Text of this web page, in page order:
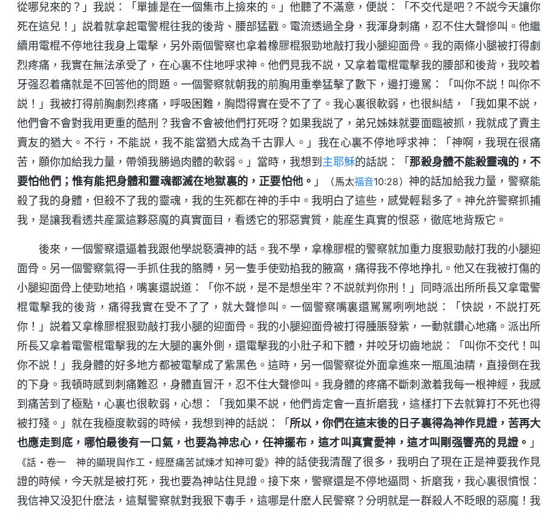
從哪兒來的？」我説：「單據是在一個集市上撿來的。」他聽了不滿意，便説：「不交代是吧？不説今天讓你
死在這兒！」説着就拿起電警棍往我的後背、腰部猛戳。電流透過全身，我渾身刺痛，忍不住大聲慘叫。他繼
續用電棍不停地往我身上電擊，另外兩個警察也拿着橡膠棍狠勁地敲打我小腿迎面骨。我的兩條小腿被打得劇
烈疼痛，我實在無法承受了，在心裏不住地呼求神。他們見我不説，又拿着電棍電擊我的腰部和後背，我咬着
牙强忍着痛就是不回答他的問題。一個警察就朝我的前胸用重拳猛擊了數下，邊打邊駡：「叫你不説！叫你不
説！」我被打得前胸劇烈疼痛，呼吸困難，胸悶得實在受不了了。我心裏很軟弱，也很糾結，「我如果不説，
他們會不會對我用更重的酷刑？我會不會被他們打死呀？如果我説了，弟兄姊妹就要面臨被抓，我就成了賣主
賣友的猶大。不行，不能説，我不能當猶大成為千古罪人。」我在心裏不停地呼求神：「神啊，我現在很痛
苦，願你加給我力量，帶領我勝過肉體的軟弱。」當時，我想到 主耶穌的話説：「 那殺身體不能殺靈魂的，不
要怕他們；惟有能把身體和靈魂都滅在地獄裏的，正要怕他。 」 （馬太福音10:28） 神的話加給我力量，警察能
殺了我的身體，但殺不了我的靈魂，我的生死都在神的手中。我明白了這些，感覺輕鬆多了。神允許警察抓捕
我，是讓我看透共産黨這夥惡魔的真實面目，看透它的邪惡實質，能産生真實的恨惡，徹底地背叛它。
後來，一個警察還逼着我跟他學説褻瀆神的話。我不學，拿橡膠棍的警察就加重力度狠勁敲打我的小腿迎
面骨。另一個警察氣得一手抓住我的胳膊，另一隻手使勁掐我的腋窩，痛得我不停地挣扎。他又在我被打傷的
小腿迎面骨上使勁地掐，嘴裏還説道：「你不説，是不是想坐牢？不説就判你刑！」同時派出所所長又拿電警
棍電擊我的後背，痛得我實在受不了了，就大聲慘叫。一個警察嘴裏還駡駡咧咧地説：「快説，不説打死
你！」説着又拿橡膠棍狠勁敲打我小腿的迎面骨。我的小腿迎面骨被打得腫脹發紫，一動就鑽心地痛。派出所
所長又拿着電警棍電擊我的左大腿的裏外側，還電擊我的小肚子和下體，并咬牙切齒地説：「叫你不交代！叫
你不説！」我身體的好多地方都被電擊成了紫黑色。這時，另一個警察從外面拿進來一瓶風油精，直接倒在我
的下身。我頓時感到刺痛難忍，身體直冒汗，忍不住大聲慘叫。我身體的疼痛不斷刺激着我每一根神經，我感
到痛苦到了極點，心裏也很軟弱，心想：「我如果不説，他們肯定會一直折磨我，這樣打下去就算打不死也得
被打殘。」就在我極度軟弱的時候，我想到神的話説：「 所以，你們在這末後的日子裏得為神作見證，苦再大
也應走到底，哪怕最後有一口氣，也要為神忠心，任神擺布，這才叫真實愛神，這才叫剛强響亮的見證。 」
《話・卷一 神的顯現與作工・經歷痛苦試煉才知神可愛》 神的話使我清醒了很多，我明白了現在正是神要我作見
證的時候，今天就是被打死，我也要為神站住見證。接下來，警察還是不停地逼問、折磨我，我心裏很憤恨：
我信神又没犯什麽法，這幫警察就對我狠下毒手，這哪是什麽人民警察？分明就是一群殺人不眨眼的惡魔！我